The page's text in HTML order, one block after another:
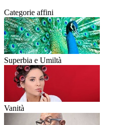
Categorie affini
Superbia e Umiltà
Vanità